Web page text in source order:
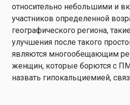
относительно небольшими и
участников определенной
географического региона,
улучшения после такого
являются многообещающим
женщин, которые борются с
назвать гипокальциемией,